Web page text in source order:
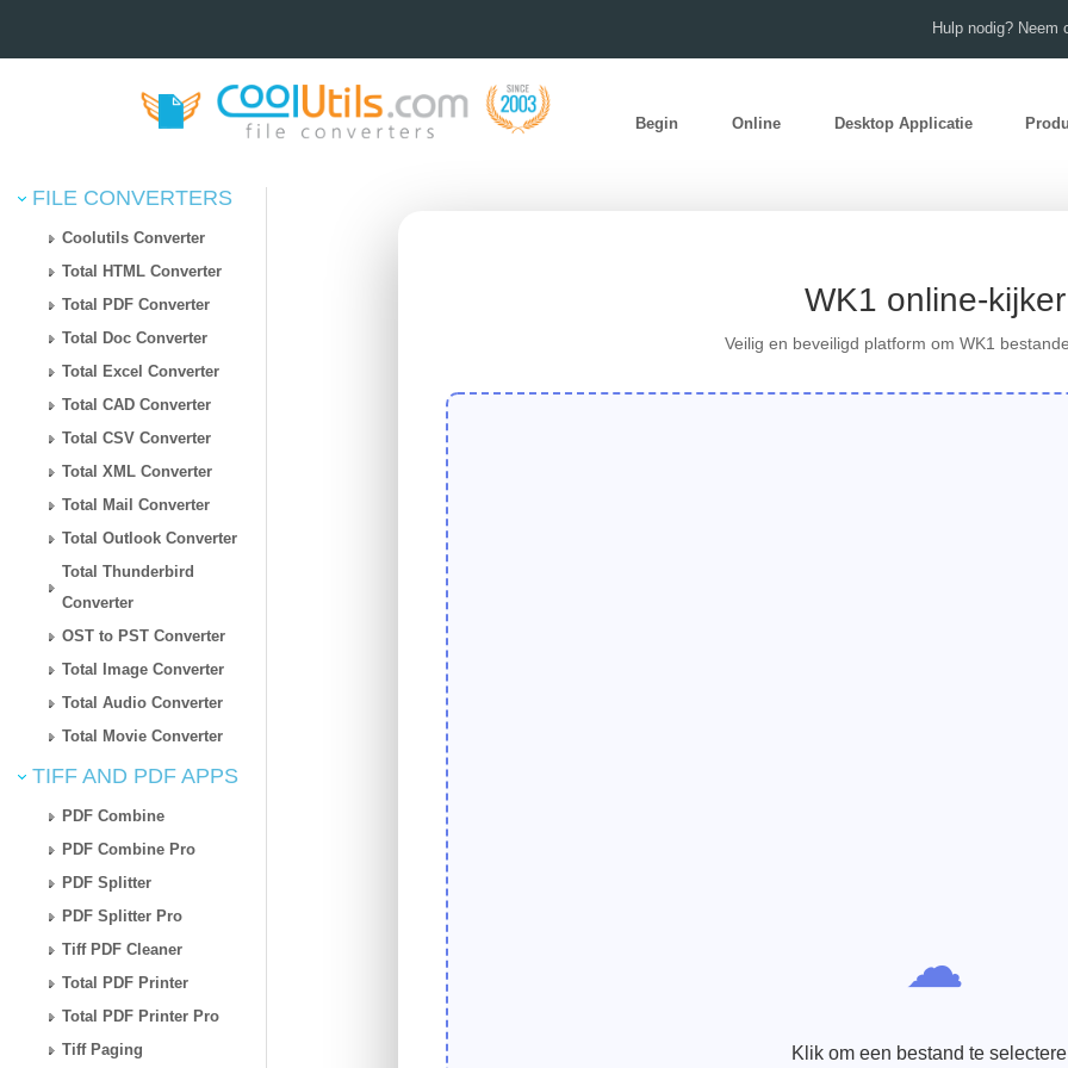
Hulp nodig?
Begin Online Desktop Applicatie
FILE CONVERTERS
Coolutils Converter
Total HTML Converter
Total PDF Converter
Total Doc Converter
Total Excel Converter
Total CAD Converter
Total CSV Converter
Total XML Converter
Total Mail Converter
Total Outlook Converter
Total Thunderbird
Converter
OST to PST Converter
Total Image Converter
Total Audio Converter
Total Movie Converter
TIFF AND PDF APPS
PDF Combine
PDF Combine Pro
PDF Splitter
PDF Splitter Pro
Tiff PDF Cleaner
Total PDF Printer
Total PDF Printer Pro
Tiff Paging
WK1 online-kijker
Veilig en beveiligd platform om WK1
☁
Klik om een bestand te